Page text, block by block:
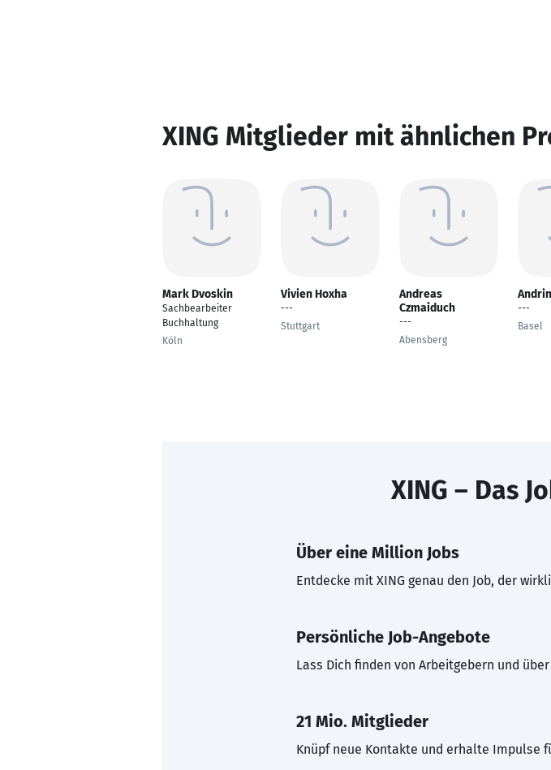
XING Mitglieder mit ähnlichen
Mark Dvoskin
Sachbearbeiter
Buchhaltung
Köln
Vivien Hoxha
---
Stuttgart
Andreas
Czmaiduch
---
Abensberg
---
Basel
XING – Das
Über eine Million Jobs
Entdecke mit XING genau den Job, der
Persönliche Job-Angebote
Lass Dich finden von Arbeitgebern und
21 Mio. Mitglieder
Knüpf neue Kontakte und erhalte Impulse